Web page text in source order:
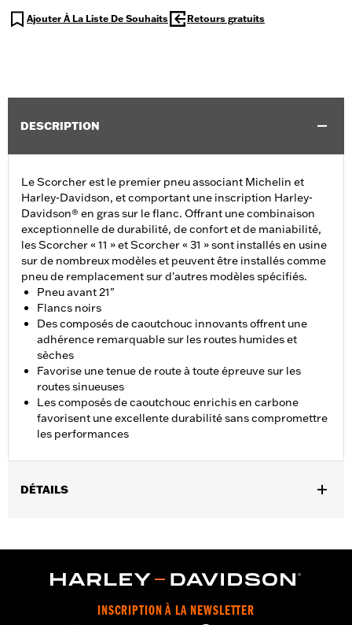
Ajouter À La Liste De Souhaits Retours gratuits
DESCRIPTION
Le Scorcher est le premier pneu associant Michelin et
Harley-Davidson, et comportant une inscription Harley-
Davidson® en gras sur le flanc. Offrant une combinaison
exceptionnelle de durabilité, de confort et de maniabilité,
les Scorcher « 11 » et Scorcher « 31 » sont installés en usine
sur de nombreux modèles et peuvent être installés comme
pneu de remplacement sur d'autres modèles spécifiés.
Pneu avant 21"
Flancs noirs
Des composés de caoutchouc innovants offrent une
adhérence remarquable sur les routes humides et
sèches
Favorise une tenue de route à toute épreuve sur les
routes sinueuses
Les composés de caoutchouc enrichis en carbone
favorisent une excellente durabilité sans compromettre
les performances
DÉTAILS
Vendu à l'unité:Chaque
2.15 x 21
INSCRIPTION À LA NEWSLETTER